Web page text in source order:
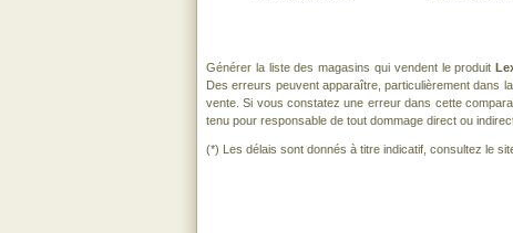
Générer la liste des magasins qui vendent le produit
Des erreurs peuvent apparaître, particulièrement dans
vente. Si vous constatez une erreur dans cette
tenu pour responsable de tout dommage direct ou
(*) Les délais sont donnés à titre indicatif, consultez le